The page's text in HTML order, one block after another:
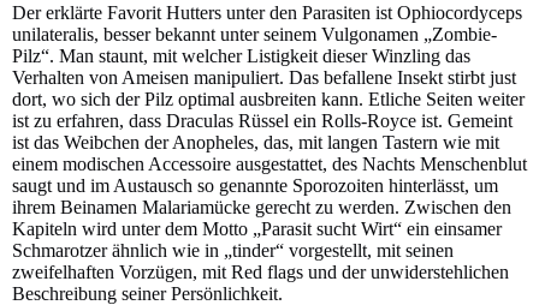
Der erklärte Favorit Hutters unter den Parasiten ist Ophiocordyceps
unilateralis, besser bekannt unter seinem Vulgonamen „Zombie-
Pilz“. Man staunt, mit welcher Listigkeit dieser Winzling das
Verhalten von Ameisen manipuliert. Das befallene Insekt stirbt just
dort, wo sich der Pilz optimal ausbreiten kann. Etliche Seiten weiter
ist zu erfahren, dass Draculas Rüssel ein Rolls-Royce ist. Gemeint
ist das Weibchen der Anopheles, das, mit langen Tastern wie mit
einem modischen Accessoire ausgestattet, des Nachts Menschenblut
saugt und im Austausch so genannte Sporozoiten hinterlässt, um
ihrem Beinamen Malariamücke gerecht zu werden. Zwischen den
Kapiteln wird unter dem Motto „Parasit sucht Wirt“ ein einsamer
Schmarotzer ähnlich wie in „tinder“ vorgestellt, mit seinen
zweifelhaften Vorzügen, mit Red flags und der unwiderstehlichen
Beschreibung seiner Persönlichkeit.